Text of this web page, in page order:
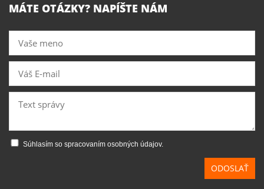
MÁTE OTÁZKY? NAPÍŠTE NÁM
Súhlasím so spracovaním osobných údajov.
ODOSLAŤ